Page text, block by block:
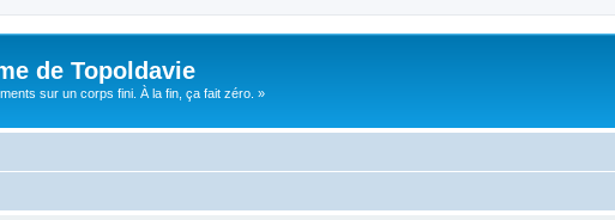
de Topoldavie
sur un corps fini. À la fin, ça fait zéro. »